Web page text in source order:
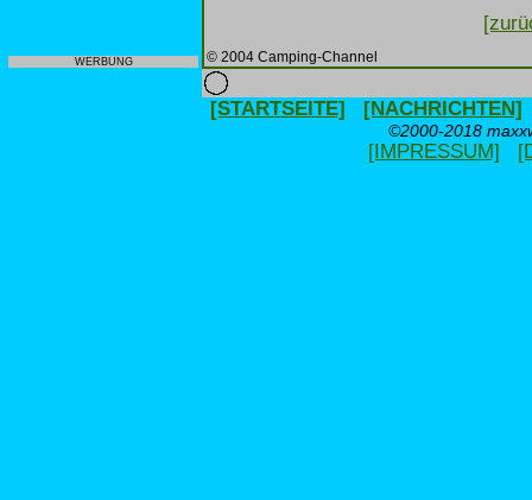
WERBUNG © 2004 Camping-Channel
[STARTSEITE] [NACHRICHTEN]
©2000-2018
[IMPRESSUM]